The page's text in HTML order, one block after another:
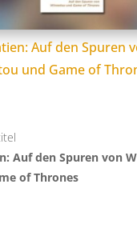
Auf den Spuren
und Game of
Auf den Spuren von
of Thrones